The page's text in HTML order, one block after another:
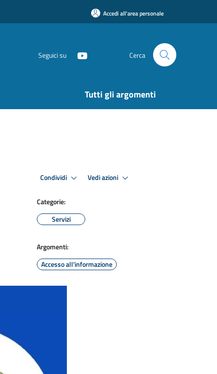
Accedi all'area personale
Seguici su Cerca
Tutti gli argomenti
Condividi Vedi azioni
Categorie:
Servizi
Argomenti:
Accesso all'informazione